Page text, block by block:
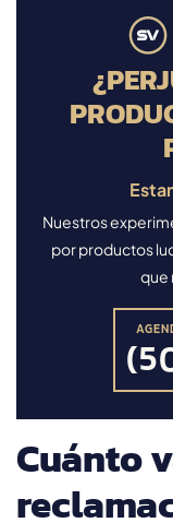
Nuestros
por productos
que
Cuánto